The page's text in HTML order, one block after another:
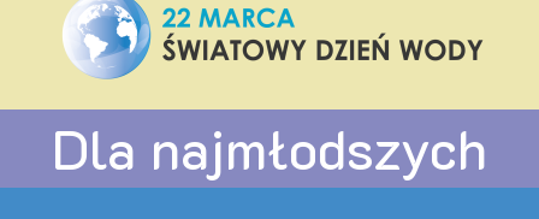
Dla najmłodszych